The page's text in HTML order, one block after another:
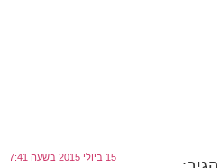
15 ביולי 2015 בשעה 7:41